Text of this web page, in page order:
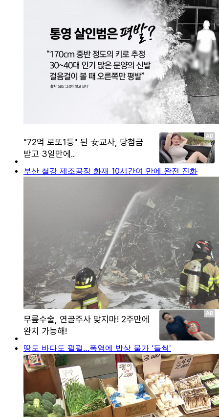
부산 철강 제조공장 화재 10시간여 만에 완전 진화
땅도 바다도 펄펄…폭염에 밥상 물가 '들썩'